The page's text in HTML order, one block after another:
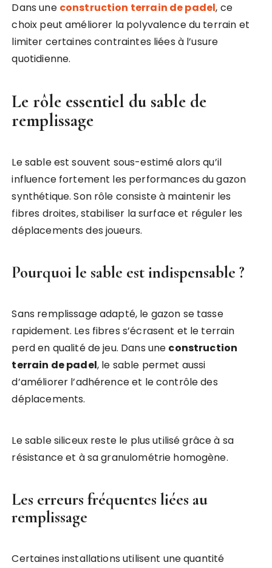
Dans une construction terrain de padel, ce
choix peut améliorer la polyvalence du terrain et
limiter certaines contraintes liées à l’usure
quotidienne.
Le rôle essentiel du sable de
remplissage
Le sable est souvent sous-estimé alors qu’il
influence fortement les performances du gazon
synthétique. Son rôle consiste à maintenir les
fibres droites, stabiliser la surface et réguler les
déplacements des joueurs.
Pourquoi le sable est indispensable ?
Sans remplissage adapté, le gazon se tasse
rapidement. Les fibres s’écrasent et le terrain
perd en qualité de jeu. Dans une construction
terrain de padel, le sable permet aussi
d’améliorer l’adhérence et le contrôle des
déplacements.
Le sable siliceux reste le plus utilisé grâce à sa
résistance et à sa granulométrie homogène.
Les erreurs fréquentes liées au
remplissage
Certaines installations utilisent une quantité